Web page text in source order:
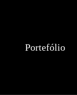
Portefólio